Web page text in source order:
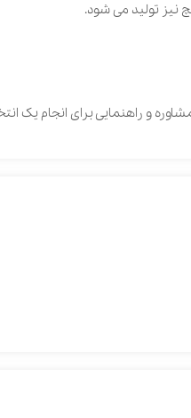
‌برای ‌انجام ‌یک ‌انتخاب